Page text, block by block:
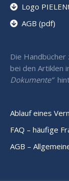
Logo
AGB (pdf)
Die
bei den Artiklen
Dokumente“
Ablauf eines
FAQ – häufige
AGB –